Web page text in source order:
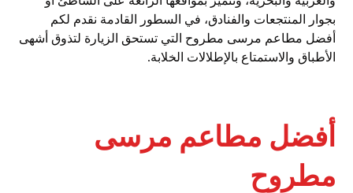
بجوار المنتجعات والفنادق، في السطور القادمة نقدم لكم
أفضل مطاعم مرسى مطروح التي تستحق الزيارة لتذوق أشهى
الأطباق والاستمتاع بالإطلالات الخلابة.
أفضل مطاعم مرسى
مطروح